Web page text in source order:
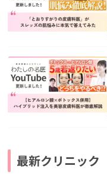
最新クリニック